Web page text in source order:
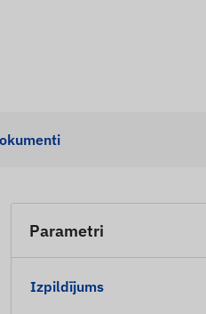
Parametri
Izpildījums